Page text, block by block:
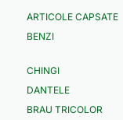
ARTICOLE CAPSATE
BENZI
CHINGI
DANTELE
BRAU TRICOLOR